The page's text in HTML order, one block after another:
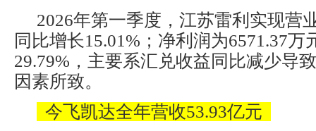
2026年第一季度，江苏雷利实现营
同比增长15.01%；净利润为6571.37万
29.79%，主要系汇兑收益同比减少导
因素所致。
今飞凯达全年营收53.93亿元